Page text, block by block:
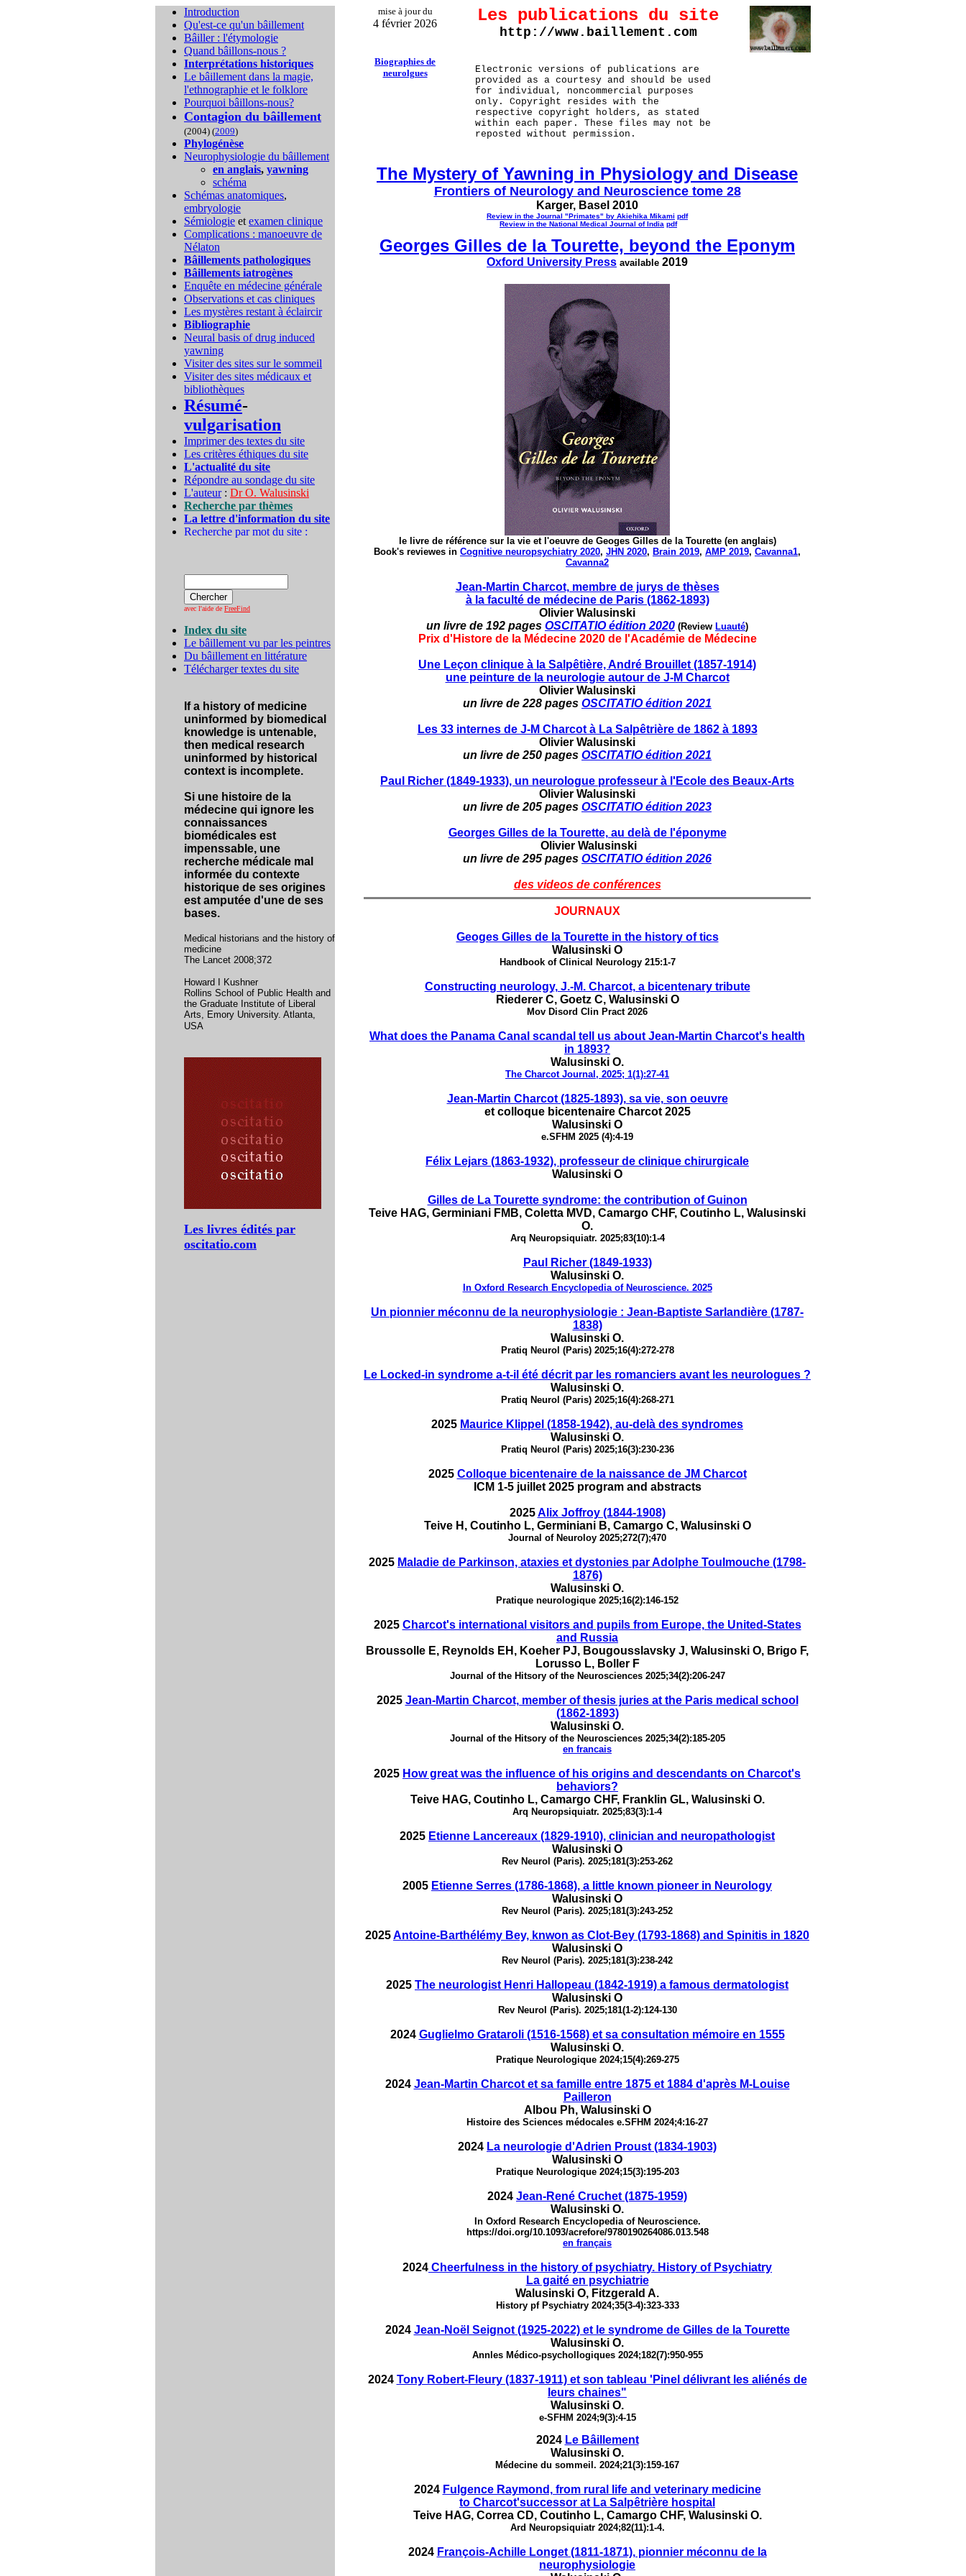
Introduction
Qu'est-ce qu'un bâillement
Bâiller : l'étymologie
Quand bâillons-nous ?
Interprétations historiques
Le bâillement dans la magie,
l'ethnographie et le folklore
Pourquoi bâillons-nous?
Contagion du bâillement
(2004) (2009)
Phylogénèse
Neurophysiologie du bâillement
en anglais, yawning
schéma
Schémas anatomiques,
embryologie
Sémiologie et examen clinique
Complications : manoeuvre de
Nélaton
Bâillements pathologiques
Bâillements iatrogènes
Enquête en médecine générale
Observations et cas cliniques
Les mystères restant à éclaircir
Bibliographie
Neural basis of drug induced
yawning
Visiter des sites sur le sommeil
Visiter des sites médicaux et
bibliothèques
Résumé-
vulgarisation
Imprimer des textes du site
Les critères éthiques du site
L'actualité du site
Répondre au sondage du site
L'auteur: Dr O. Walusinski
Recherche par thèmes
La lettre d'information du site
Recherche par mot du site :
avec l'aide de FreeFind
Index du site
Le bâillement vu par les peintres
Du bâillement en littérature
Télécharger textes du site
If a history of medicine
uninformed by biomedical
knowledge is untenable,
then medical research
uninformed by historical
context is incomplete.
Si une histoire de la
médecine qui ignore les
connaissances
biomédicales est
impenssable, une
recherche médicale mal
informée du contexte
historique de ses origines
est amputée d'une de ses
bases.
Medical historians and the history of
medicine
The Lancet 2008;372
Howard I Kushner
Rollins School of Public Health and
the Graduate Institute of Liberal
Arts, Emory University. Atlanta,
USA
Les livres édités par
oscitatio.com
mise à jour du
4 février 2026
Biographies de
neurolgues
Les publications du site
http://www.baillement.com
Electronic versions of publications are
provided as a courtesy and should be used
for individual, noncommercial purposes
only. Copyright resides with the
respective copyright holders, as stated
within each paper. These files may not be
reposted without permission.
The Mystery of Yawning in Physiology and Disease
Frontiers of Neurology and Neuroscience tome 28
Karger, Basel 2010
Review in the Journal "Primates" by Akiehika Mikami pdf
Review in the National Medical Journal of India pdf
Georges Gilles de la Tourette, beyond the Eponym
Oxford University Press available 2019
le livre de référence sur la vie et l'oeuvre de Geoges Gilles de la Tourette (en anglais)
Book's reviewes in Cognitive neuropsychiatry 2020, JHN 2020, Brain 2019, AMP 2019, Cavanna1,
Cavanna2
Jean-Martin Charcot, membre de jurys de thèses
à la faculté de médecine de Paris (1862-1893)
Olivier Walusinski
un livre de 192 pages OSCITATIO édition 2020 (Review Luauté)
Prix d'Histore de la Médecine 2020 de l'Académie de Médecine
Une Leçon clinique à la Salpêtière, André Brouillet (1857-1914)
une peinture de la neurologie autour de J-M Charcot
Olivier Walusinski
un livre de 228 pages OSCITATIO édition 2021
Les 33 internes de J-M Charcot à La Salpêtrière de 1862 à 1893
Olivier Walusinski
un livre de 250 pages OSCITATIO édition 2021
Paul Richer (1849-1933), un neurologue professeur à l'Ecole des Beaux-Arts
Olivier Walusinski
un livre de 205 pages OSCITATIO édition 2023
Georges Gilles de la Tourette, au delà de l'éponyme
Olivier Walusinski
un livre de 295 pages OSCITATIO édition 2026
des videos de conférences
JOURNAUX
Geoges Gilles de la Tourette in the history of tics
Walusinski O
Handbook of Clinical Neurology 215:1-7
Constructing neurology, J.-M. Charcot, a bicentenary tribute
Riederer C, Goetz C, Walusinski O
Mov Disord Clin Pract 2026
What does the Panama Canal scandal tell us about Jean-Martin Charcot's health
in 1893?
Walusinski O.
The Charcot Journal, 2025; 1(1):27-41
Jean-Martin Charcot (1825-1893), sa vie, son oeuvre
et colloque bicentenaire Charcot 2025
Walusinski O
e.SFHM 2025 (4):4-19
Félix Lejars (1863-1932), professeur de clinique chirurgicale
Walusinski O
Gilles de La Tourette syndrome: the contribution of Guinon
Teive HAG, Germiniani FMB, Coletta MVD, Camargo CHF, Coutinho L, Walusinski
O.
Arq Neuropsiquiatr. 2025;83(10):1-4
Paul Richer (1849-1933)
Walusinski O.
In Oxford Research Encyclopedia of Neuroscience. 2025
Un pionnier méconnu de la neurophysiologie : Jean-Baptiste Sarlandière (1787-
1838)
Walusinski O.
Pratiq Neurol (Paris) 2025;16(4):272-278
Le Locked-in syndrome a-t-il été décrit par les romanciers avant les neurologues ?
Walusinski O.
Pratiq Neurol (Paris) 2025;16(4):268-271
2025 Maurice Klippel (1858-1942), au-delà des syndromes
Walusinski O.
Pratiq Neurol (Paris) 2025;16(3):230-236
2025 Colloque bicentenaire de la naissance de JM Charcot
ICM 1-5 juillet 2025 program and abstracts
2025 Alix Joffroy (1844-1908)
Teive H, Coutinho L, Germiniani B, Camargo C, Walusinski O
Journal of Neuroloy 2025;272(7);470
2025 Maladie de Parkinson, ataxies et dystonies par Adolphe Toulmouche (1798-
1876)
Walusinski O.
Pratique neurologique 2025;16(2):146-152
2025 Charcot's international visitors and pupils from Europe, the United-States
and Russia
Broussolle E, Reynolds EH, Koeher PJ, Bougousslavsky J, Walusinski O, Brigo F,
Lorusso L, Boller F
Journal of the Hitsory of the Neurosciences 2025;34(2):206-247
2025 Jean-Martin Charcot, member of thesis juries at the Paris medical school
(1862-1893)
Walusinski O.
Journal of the Hitsory of the Neurosciences 2025;34(2):185-205
en francais
2025 How great was the influence of his origins and descendants on Charcot's
behaviors?
Teive HAG, Coutinho L, Camargo CHF, Franklin GL, Walusinski O.
Arq Neuropsiquiatr. 2025;83(3):1-4
2025 Etienne Lancereaux (1829-1910), clinician and neuropathologist
Walusinski O
Rev Neurol (Paris). 2025;181(3):253-262
2005 Etienne Serres (1786-1868), a little known pioneer in Neurology
Walusinski O
Rev Neurol (Paris). 2025;181(3):243-252
2025Antoine-Barthélémy Bey, knwon as Clot-Bey (1793-1868) and Spinitis in 1820
Walusinski O
Rev Neurol (Paris). 2025;181(3):238-242
2025 The neurologist Henri Hallopeau (1842-1919) a famous dermatologist
Walusinski O
Rev Neurol (Paris). 2025;181(1-2):124-130
2024 Guglielmo Grataroli (1516-1568) et sa consultation mémoire en 1555
Walusinski O.
Pratique Neurologique 2024;15(4):269-275
2024 Jean-Martin Charcot et sa famille entre 1875 et 1884 d'après M-Louise
Pailleron
Albou Ph, Walusinski O
Histoire des Sciences médocales e.SFHM 2024;4:16-27
2024 La neurologie d'Adrien Proust (1834-1903)
Walusinski O
Pratique Neurologique 2024;15(3):195-203
2024 Jean-René Cruchet (1875-1959)
Walusinski O.
In Oxford Research Encyclopedia of Neuroscience.
https://doi.org/10.1093/acrefore/9780190264086.013.548
en français
2024 Cheerfulness in the history of psychiatry. History of Psychiatry
La gaité en psychiatrie
Walusinski O, Fitzgerald A.
History pf Psychiatry 2024;35(3-4):323-333
2024 Jean-Noël Seignot (1925-2022) et le syndrome de Gilles de la Tourette
Walusinski O.
Annles Médico-psychollogiques 2024;182(7):950-955
2024 Tony Robert-Fleury (1837-1911) et son tableau 'Pinel délivrant les aliénés de
leurs chaines"
Walusinski O.
e-SFHM 2024;9(3):4-15
2024 Le Bâillement
Walusinski O.
Médecine du sommeil. 2024;21(3):159-167
2024 Fulgence Raymond, from rural life and veterinary medicine
to Charcot'successor at La Salpêtrière hospital
Teive HAG, Correa CD, Coutinho L, Camargo CHF, Walusinski O.
Ard Neuropsiquiatr 2024;82(11):1-4.
2024 François-Achille Longet (1811-1871), pionnier méconnu de la
neurophysiologie